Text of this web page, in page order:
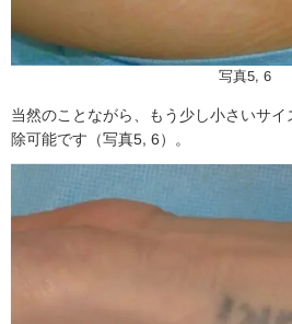
写真5, 6
当然のことながら、もう少し小さいサ
除可能です（写真5, 6）。